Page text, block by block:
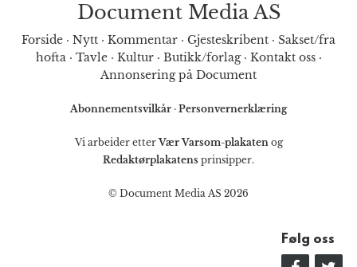
Document Media AS
Forside · Nytt · Kommentar · Gjesteskribent · Sakset/fra
hofta· Tavle· Kultur· Butikk/forlag· Kontakt oss·
Annonsering på Document
Abonnementsvilkår · Personvernerklæring
Vi arbeider etterVær Varsom-plakatenog
Redaktørplakatens prinsipper.
© Document Media AS 2026
Følg oss